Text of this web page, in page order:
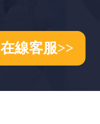
在線客服>>